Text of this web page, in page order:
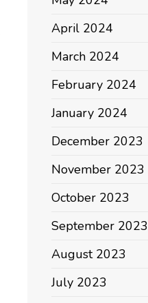
April 2024
March 2024
February 2024
January 2024
December 2023
November 2023
October 2023
September 2023
August 2023
July 2023